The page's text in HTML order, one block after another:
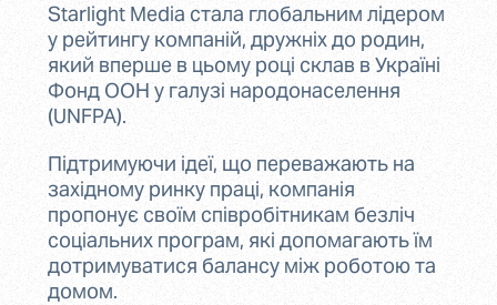
Starlight Media стала глобальним лідером
у рейтингу компаній, дружніх до родин,
який вперше в цьому році склав в Україні
Фонд ООН у галузі народонаселення
(UNFPA).
Підтримуючи ідеї, що переважають на
західному ринку праці, компанія
пропонує своїм співробітникам безліч
соціальних програм, які допомагають їм
дотримуватися балансу між роботою та
домом.